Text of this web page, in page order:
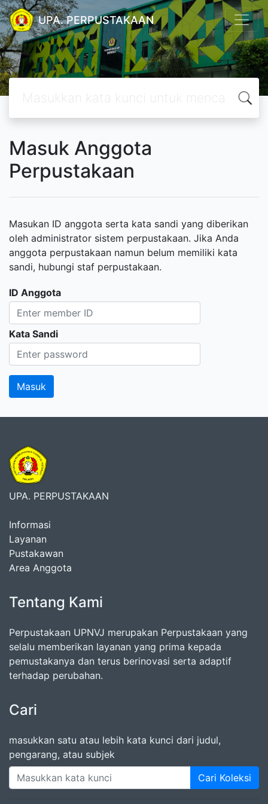
UPA. PERPUSTAKAAN
Masuk Anggota
Perpustakaan
Masukan ID anggota serta kata sandi yang diberikan
oleh administrator sistem perpustakaan. Jika Anda
anggota perpustakaan namun belum memiliki kata
sandi, hubungi staf perpustakaan.
ID Anggota
Kata Sandi
UPA. PERPUSTAKAAN
Informasi
Layanan
Pustakawan
Area Anggota
Tentang Kami
Perpustakaan UPNVJ merupakan Perpustakaan yang
selalu memberikan layanan yang prima kepada
pemustakanya dan terus berinovasi serta adaptif
terhadap perubahan.
Cari
masukkan satu atau lebih kata kunci dari judul,
pengarang, atau subjek
Cari Koleksi